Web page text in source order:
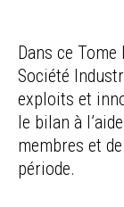
Dans ce
Société
exploits et
le bilan à
membres et
période.